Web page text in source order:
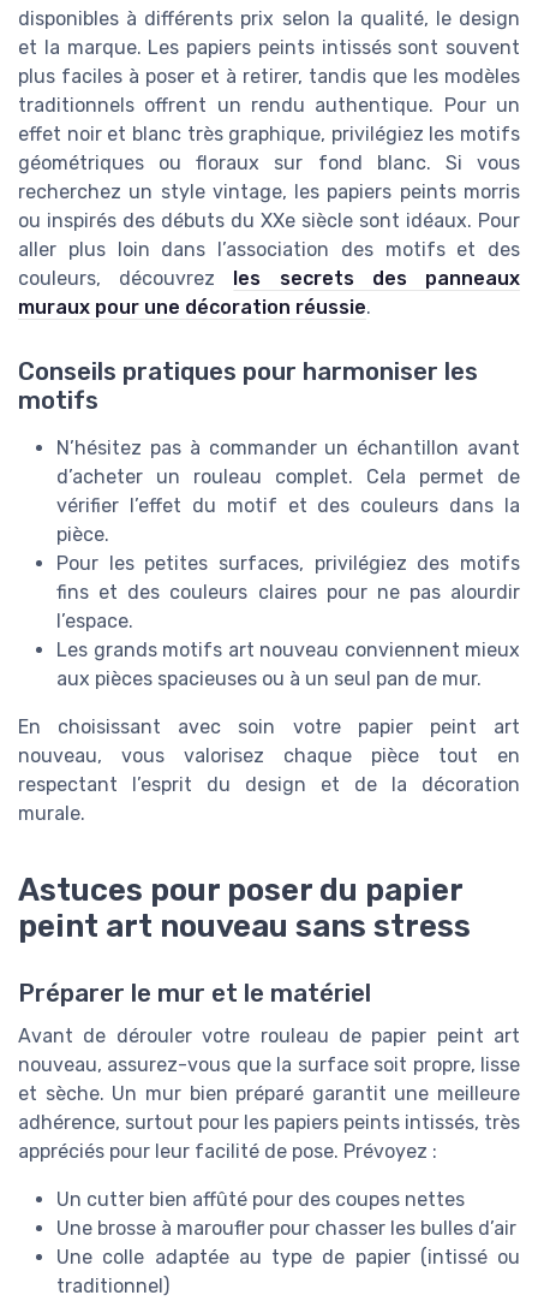
disponibles à différents prix selon la qualité, le design
et la marque. Les papiers peints intissés sont souvent
plus faciles à poser et à retirer, tandis que les modèles
traditionnels offrent un rendu authentique. Pour un
effet noir et blanc très graphique, privilégiez les motifs
géométriques ou floraux sur fond blanc. Si vous
recherchez un style vintage, les papiers peints morris
ou inspirés des débuts du XXe siècle sont idéaux. Pour
aller plus loin dans l’association des motifs et des
couleurs, découvrez les secrets des panneaux
muraux pour une décoration réussie.
Conseils pratiques pour harmoniser les
motifs
N’hésitez pas à commander un échantillon avant
d’acheter un rouleau complet. Cela permet de
vérifier l’effet du motif et des couleurs dans la
pièce.
Pour les petites surfaces, privilégiez des motifs
fins et des couleurs claires pour ne pas alourdir
l’espace.
Les grands motifs art nouveau conviennent mieux
aux pièces spacieuses ou à un seul pan de mur.
En choisissant avec soin votre papier peint art
nouveau, vous valorisez chaque pièce tout en
respectant l’esprit du design et de la décoration
murale.
Astuces pour poser du papier
peint art nouveau sans stress
Préparer le mur et le matériel
Avant de dérouler votre rouleau de papier peint art
nouveau, assurez-vous que la surface soit propre, lisse
et sèche. Un mur bien préparé garantit une meilleure
adhérence, surtout pour les papiers peints intissés, très
appréciés pour leur facilité de pose. Prévoyez :
Un cutter bien affûté pour des coupes nettes
Une brosse à maroufler pour chasser les bulles d’air
Une colle adaptée au type de papier (intissé ou
traditionnel)